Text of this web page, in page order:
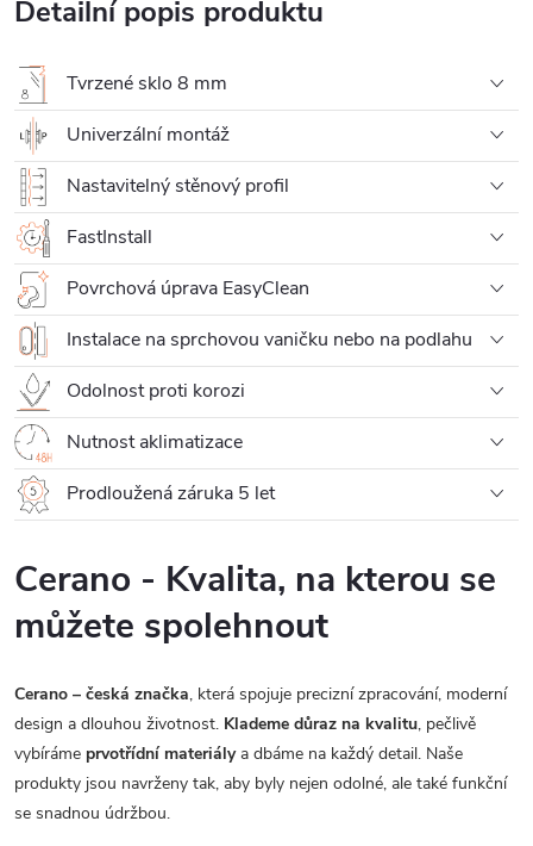
Detailní popis produktu
Tvrzené sklo 8 mm
Univerzální montáž
Nastavitelný stěnový profil
FastInstall
Povrchová úprava EasyClean
Instalace na sprchovou vaničku nebo na podlahu
Odolnost proti korozi
Nutnost aklimatizace
Prodloužená záruka 5 let
Cerano - Kvalita, na kterou se
můžete spolehnout
Cerano – česká značka, která spojuje precizní zpracování, moderní
design a dlouhou životnost. Klademe důraz na kvalitu, pečlivě
vybíráme prvotřídní materiálya dbáme na každý detail. Naše
produkty jsou navrženy tak, aby byly nejen odolné, ale také funkční
se snadnou údržbou.